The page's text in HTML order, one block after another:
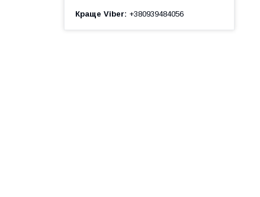
Краще Viber +380939484056